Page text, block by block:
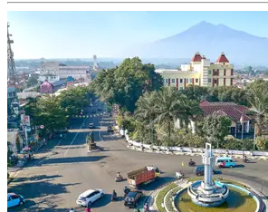
Penulis: Editor:
Editor
#jatimstats
#pengangguran
pengangguran terbuka#pekerja#tenaga kerja
Bagikan artikel ini:
WhatsApp
Twitter / X Facebook
LinkedIn
Konten Terkait